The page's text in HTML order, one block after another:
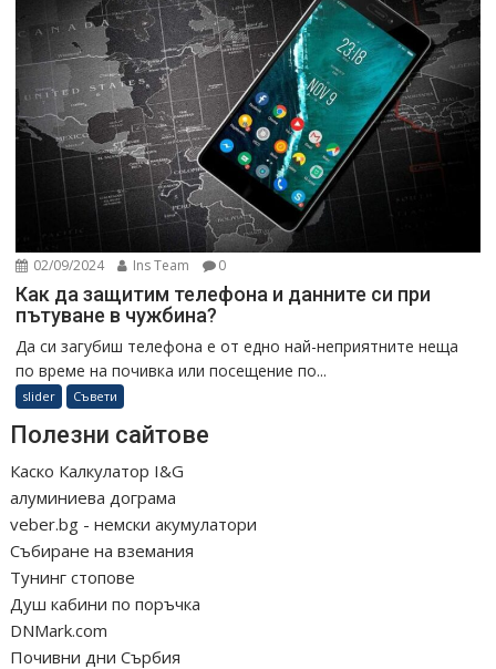
02/09/2024 Ins Team 0
Как да защитим телефона и данните си при
пътуване в чужбина?
Да си загубиш телефона е от едно най-неприятните неща
по време на почивка или посещение по...
slider Съвети
Полезни сайтове
Каско Калкулатор I&G
алуминиева дограма
veber.bg - немски акумулатори
Събиране на вземания
Тунинг стопове
Душ кабини по поръчка
DNMark.com
Почивни дни Сърбия